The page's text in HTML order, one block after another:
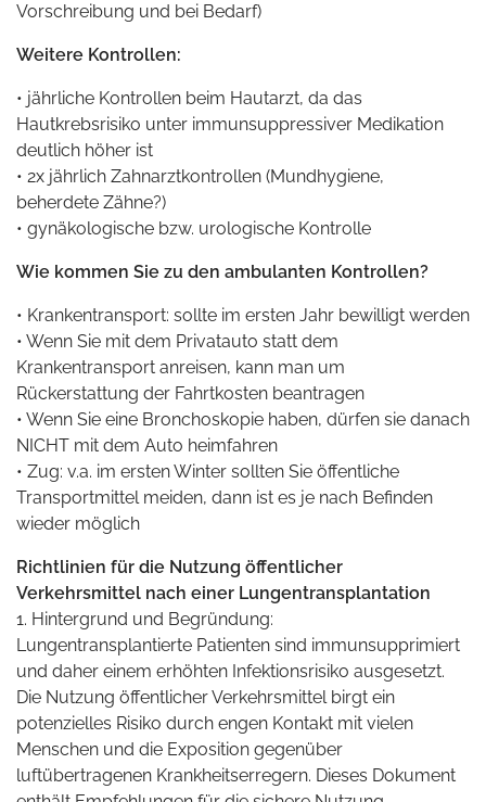
Vorschreibung und bei Bedarf)
Weitere Kontrollen:
• jährliche Kontrollen beim Hautarzt, da das
Hautkrebsrisiko unter immunsuppressiver Medikation
deutlich höher ist
• 2x jährlich Zahnarztkontrollen (Mundhygiene,
beherdete Zähne?)
• gynäkologische bzw. urologische Kontrolle
Wie kommen Sie zu den ambulanten Kontrollen?
• Krankentransport: sollte im ersten Jahr bewilligt werden
• Wenn Sie mit dem Privatauto statt dem
Krankentransport anreisen, kann man um
Rückerstattung der Fahrtkosten beantragen
• Wenn Sie eine Bronchoskopie haben, dürfen sie danach
NICHT mit dem Auto heimfahren
• Zug: v.a. im ersten Winter sollten Sie öffentliche
Transportmittel meiden, dann ist es je nach Befinden
wieder möglich
Richtlinien für die Nutzung öffentlicher
Verkehrsmittel nach einer Lungentransplantation
1. Hintergrund und Begründung:
Lungentransplantierte Patienten sind immunsupprimiert
und daher einem erhöhten Infektionsrisiko ausgesetzt.
Die Nutzung öffentlicher Verkehrsmittel birgt ein
potenzielles Risiko durch engen Kontakt mit vielen
Menschen und die Exposition gegenüber
luftübertragenen Krankheitserregern. Dieses Dokument